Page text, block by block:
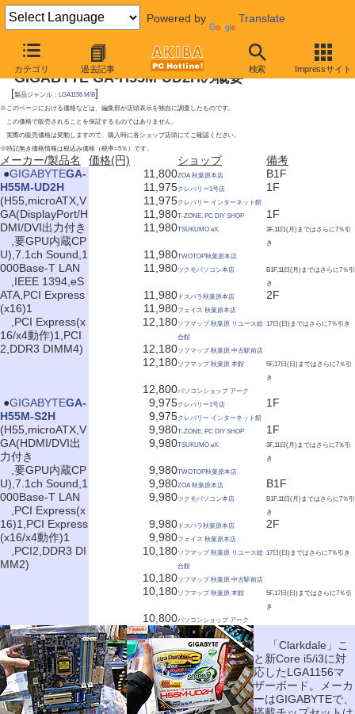
Powered by Translate
カテゴリ 過去記事 検索 Impressサイト
2010年1月9日号
GIGABYTE GA-H55M-UD2Hの概要
[製品ジャンル： LGA1156 M/B]
※このページにおける価格などは、編集部が店頭表示を独自に調査したものです。
この価格で販売されることを保証するものではありません。
実際の販売価格は変動しますので、購入時に各ショップ店頭にてご確認ください。
※特記無き価格情報は税込み価格（税率=5％）です。
メーカー/製品名 価格(円) ショップ
備考
●GIGABYTEGA-
H55M-UD2H
(H55,microATX,V
GA(DisplayPort/H
DMI/DVI出力付き
,要GPU内蔵CP
U),7.1ch Sound,1
000Base-T LAN
,IEEE 1394,eS
ATA,PCI Express
(x16)1
,PCI Express(x
16/x4動作)1,PCI
2,DDR3 DIMM4)
11,800ZOA 秋葉原本店
B1F
11,975クレバリー1号店
1F
11,975クレバリー インターネット館
11,980T-ZONE. PC DIY SHOP
1F
11,980TSUKUMO eX.
3F,11日(月)まではさらに7％引
き
11,980TWOTOP秋葉原本店
11,980ツクモパソコン本店
B1F,11日(月)まではさらに7％引
き
11,980 ドスパラ秋葉原本店
2F
11,980フェイス 秋葉原本店
12,180ソフマップ 秋葉原 リユース総
合館
17日(日)まではさらに7％引き
12,180ソフマップ 秋葉原 中古駅前店
12,180ソフマップ 秋葉原 本館
5F,17日(日)まではさらに7％引
き
12,800パソコンショップ アーク
●GIGABYTEGA-
H55M-S2H
(H55,microATX,V
GA(HDMI/DVI出
力付き
,要GPU内蔵CP
U),7.1ch Sound,1
000Base-T LAN
,PCI Express(x
16)1,PCI Express
(x16/x4動作)1
,PCI2,DDR3 DI
MM2)
9,975クレバリー1号店
1F
9,975クレバリー インターネット館
9,980T-ZONE. PC DIY SHOP
1F
9,980TSUKUMO eX.
3F,11日(月)まではさらに7％引
き
9,980TWOTOP秋葉原本店
9,980ZOA 秋葉原本店
B1F
9,980ツクモパソコン本店
B1F,11日(月)まではさらに7％引
き
9,980 ドスパラ秋葉原本店
2F
9,980フェイス 秋葉原本店
10,180ソフマップ 秋葉原 リユース総
合館
17日(日)まではさらに7％引き
10,180ソフマップ 秋葉原 中古駅前店
10,180ソフマップ 秋葉原 本館
5F,17日(日)まではさらに7％引
き
10,800パソコンショップ アーク
「Clarkdale」こ
と新Core i5/i3に対
応したLGA1156マ
ザーボード。メーカ
ーはGIGABYTEで、